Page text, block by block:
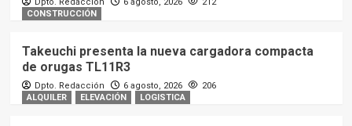
CONSTRUCCIÓN
Takeuchi presenta la nueva cargadora compacta
de orugas TL11R3
Dpto. Redacción 6 agosto, 2026
206
ALQUILER
ELEVACIÓN LOGISTICA